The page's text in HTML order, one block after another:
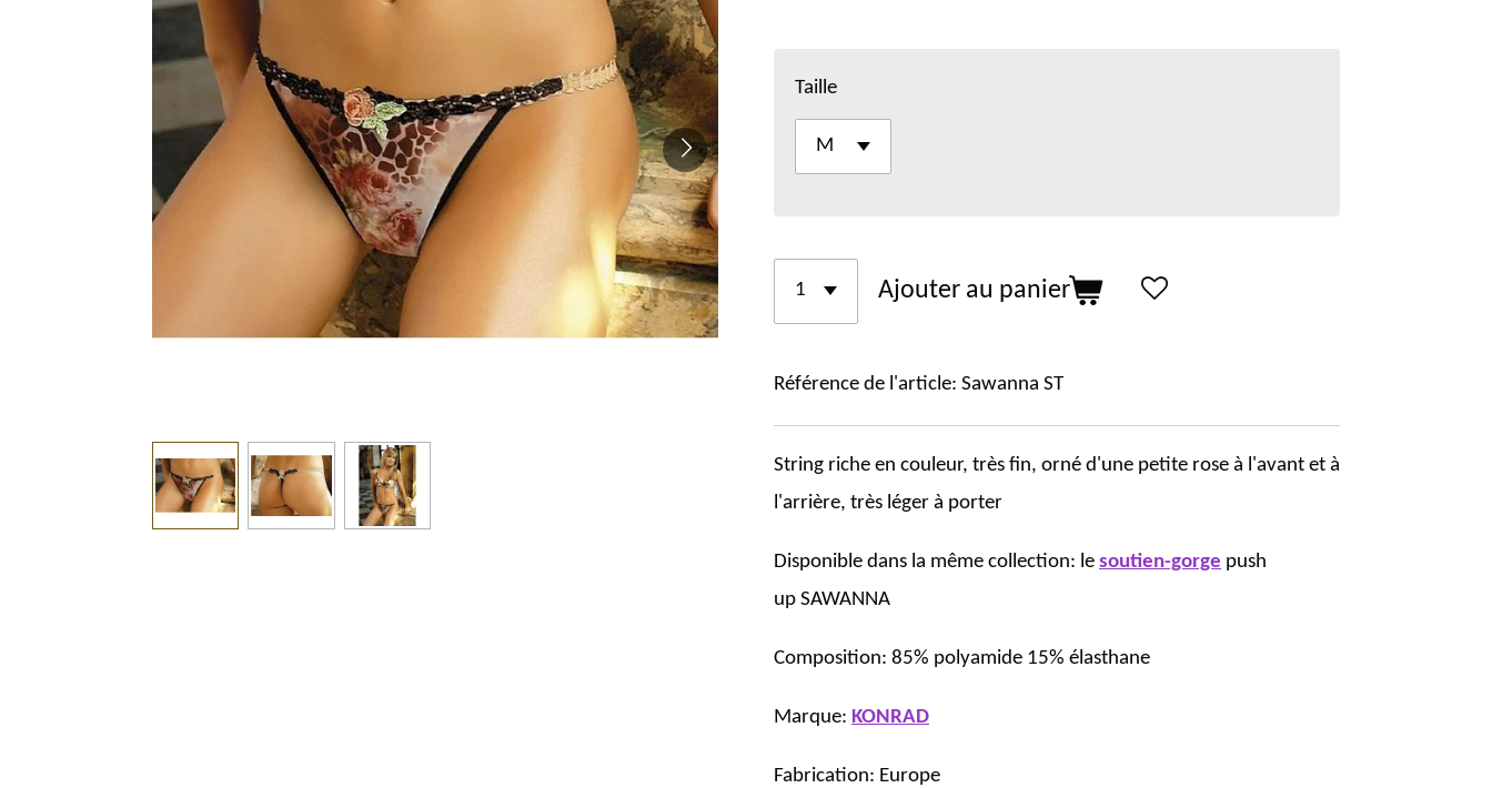
Taille
Ajouter au panier
Référence de l'article: Sawanna ST
String riche en couleur, très fin, orné d'une petite rose à l'avant et à
l'arrière, très léger à porter
Disponible dans la même collection: le soutien-gorge push
up SAWANNA
Composition: 85% polyamide 15% élasthane
Marque: KONRAD
Fabrication: Europe